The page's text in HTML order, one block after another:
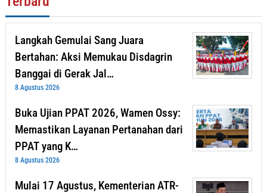
Langkah Gemulai Sang Juara
Bertahan: Aksi Memukau Disdagrin
Banggai di Gerak Jal…
8 Agustus 2026
Buka Ujian PPAT 2026, Wamen Ossy:
Memastikan Layanan Pertanahan dari
PPAT yang K…
8 Agustus 2026
Mulai 17 Agustus, Kementerian ATR-